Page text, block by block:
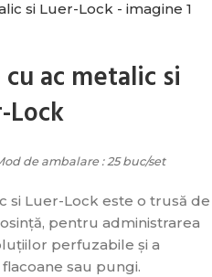
ac metalic si
Lock
de ambalare : 25 buc/set
si Luer-Lock este o trusă de
pentru administrarea
perfuzabile și a
sau pungi.